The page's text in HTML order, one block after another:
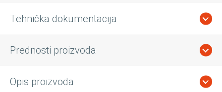
Tehnička dokumentacija
Prednosti proizvoda
Opis proizvoda